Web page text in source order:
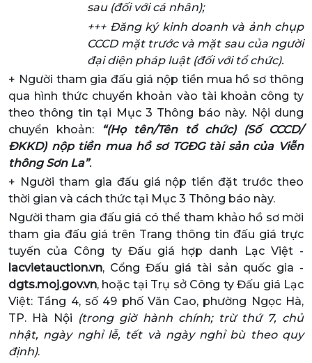
sau (đối với cá nhân);
+++ Đăng ký kinh doanh và ảnh chụp
CCCD mặt trước và mặt sau của người
đại diện pháp luật (đối với tổ chức).
+ Người tham gia đấu giá nộp tiền mua hồ sơ thông
qua hình thức chuyển khoản vào tài khoản công ty
theo thông tin tại Mục 3 Thông báo này. Nội dung
chuyển khoản:
“(Họ tên/Tên tổ chức) (Số CCCD/
ĐKKD) nộp tiền mua hồ sơ TGĐG tài sản của Viễn
thông Sơn La”.
+ Người tham gia đấu giá nộp tiền đặt trước theo
thời gian và cách thức tại Mục 3 Thông báo này.
Người tham gia đấu giá có thể tham khảo hồ sơ mời
tham gia đấu giá trên Trang thông tin đấu giá trực
tuyến của Công ty Đấu giá hợp danh Lạc Việt -
lacvietauction.vn, Cổng Đấu giá tài sản quốc gia -
dgts.moj.gov.vn, hoặc tại Trụ sở Công ty Đấu giá Lạc
Việt: Tầng 4, số 49 phố Văn Cao, phường Ngọc Hà,
TP. Hà Nội (trong giờ hành chính; trừ thứ 7, chủ
nhật, ngày nghỉ lễ, tết và ngày nghỉ bù theo quy
định).